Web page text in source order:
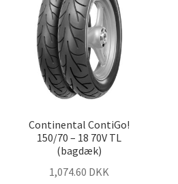
Continental ContiGo!
150/70 – 18 70V TL
(bagdæk)
1,074.60 DKK